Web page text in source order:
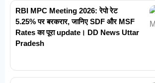
RBI MPC Meeting 2026: रेपो रेट
5.25% पर बरकरार, जानिए SDF और MSF
Rates का पूरा update। DD News Uttar
Pradesh